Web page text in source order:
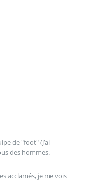
de "foot" (j’ai
des hommes.
acclamés, je me vois